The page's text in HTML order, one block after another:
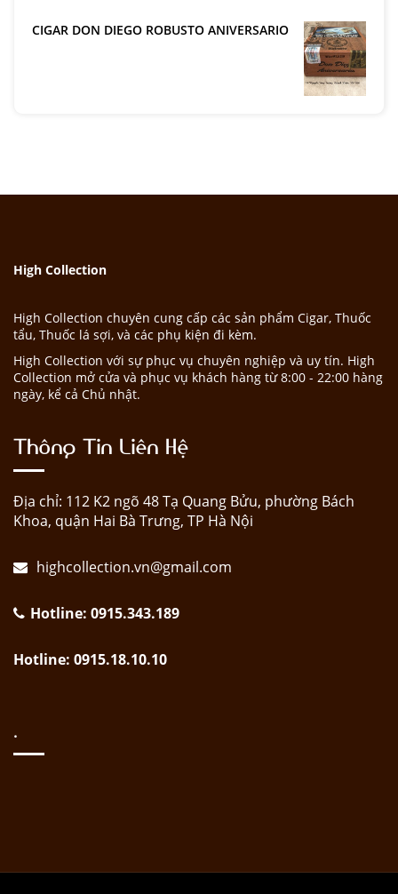
CIGAR DON DIEGO ROBUSTO ANIVERSARIO
High Collection
High Collection chuyên cung cấp các sản phẩm Cigar, Thuốc
tẩu, Thuốc lá sợi, và các phụ kiện đi kèm.
High Collection với sự phục vụ chuyên nghiệp và uy tín. High
Collection mở cửa và phục vụ khách hàng từ 8:00 - 22:00 hàng
ngày, kể cả Chủ nhật.
Thông Tin Liên Hệ
Địa chỉ: 112 K2 ngõ 48 Tạ Quang Bửu, phường Bách
Khoa, quận Hai Bà Trưng, TP Hà Nội
highcollection.vn@gmail.com
Hotline: 0915.343.189
Hotline: 0915.18.10.10
.